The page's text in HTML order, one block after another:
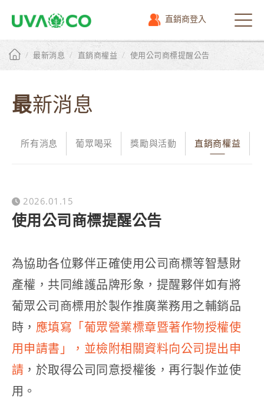
直銷商登入
選
單
/ 最新消息 / 直銷商權益 / 使用公司商標提醒公告
最新消息
所有消息 葡眾喝采 獎勵與活動 直銷商權益
2026.01.15
使用公司商標提醒公告
為協助各位夥伴正確使用公司商標等智慧財
產權，共同維護品牌形象，提醒夥伴如有將
葡眾公司商標用於製作推廣業務用之輔銷品
時， 應填寫「葡眾營業標章暨著作物授權使
用申請書」，並檢附相關資料向公司提出申
請 ，於取得公司同意授權後，再行製作並使
用。